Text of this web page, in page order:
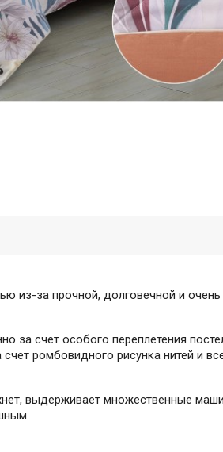
из-за прочной, долговечной и
за счет особого переплетения
ромбовидного рисунка нитей и
выдерживает множественные